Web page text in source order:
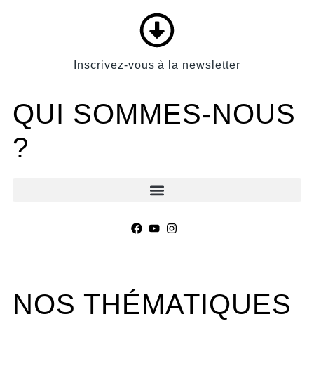
Inscrivez-vous à la newsletter
QUI SOMMES-NOUS
?
NOS THÉMATIQUES